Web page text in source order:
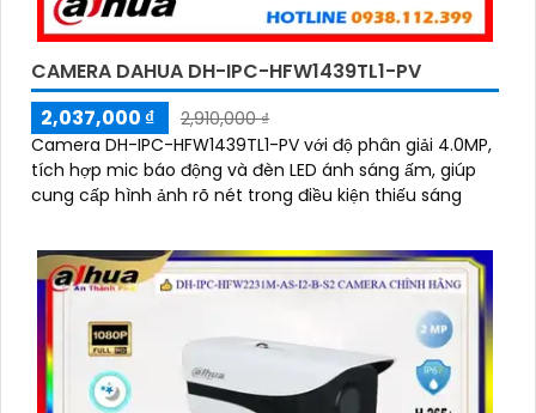
CAMERA DAHUA DH-IPC-HFW1439TL1-PV
2,037,000 ₫
2,910,000 ₫
Camera DH-IPC-HFW1439TL1-PV với độ phân giải 4.0MP,
tích hợp mic báo động và đèn LED ánh sáng ấm, giúp
cung cấp hình ảnh rõ nét trong điều kiện thiếu sáng